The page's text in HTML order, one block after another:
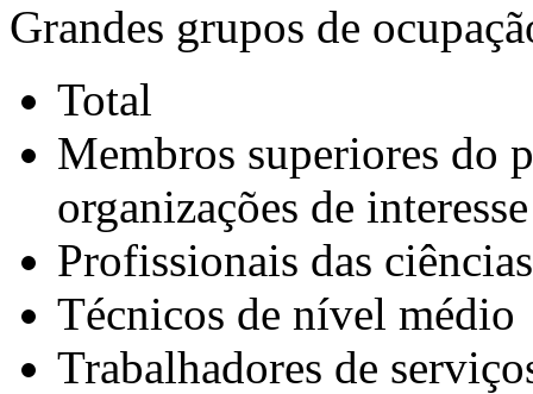
Grandes grupos de
Total
Membros superiores do
organizações de
Profissionais das
Técnicos de nível médio
Trabalhadores de